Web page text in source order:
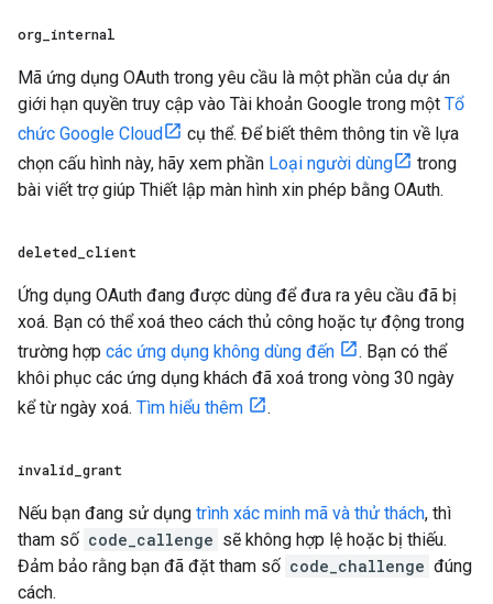
org internal
Mã ứng dụng OAuth trong yêu cầu là một phần của dự án
giới hạn quyền truy cập vào Tài khoản Google trong một Tổ
chức Google Cloud
cụ thể. Để biết thêm thông tin về lựa
chọn cấu hình này, hãy xem phần Loại người dùng
trong
bài viết trợ giúp Thiết lập màn hình xin phép bằng OAuth.
deleted client
Ứng dụng OAuth đang được dùng để đưa ra yêu cầu đã bị
xoá. Bạn có thể xoá theo cách thủ công hoặc tự động trong
trường hợp các ứng dụng không dùng đến
. Bạn có thể
khôi phục các ứng dụng khách đã xoá trong vòng 30 ngày
kể từ ngày xoá. Tìm hiểu thêm .
invalid grant
Nếu bạn đang sử dụng trình xác minh mã và thử thách, thì
tham số code_callenge sẽ không hợp lệ hoặc bị thiếu.
Đảm bảo rằng bạn đã đặt tham số code_challenge đúng
cách.